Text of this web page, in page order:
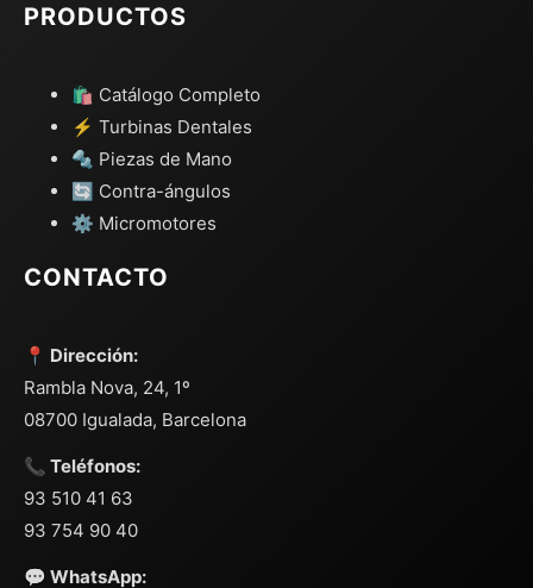
PRODUCTOS
🛍️ Catálogo Completo
⚡ Turbinas Dentales
🔩 Piezas de Mano
🔄 Contra-ángulos
⚙️ Micromotores
CONTACTO
📍 Dirección:
Rambla Nova, 24, 1º
08700 Igualada, Barcelona
📞 Teléfonos:
93 510 41 63
93 754 90 40
💬 WhatsApp: